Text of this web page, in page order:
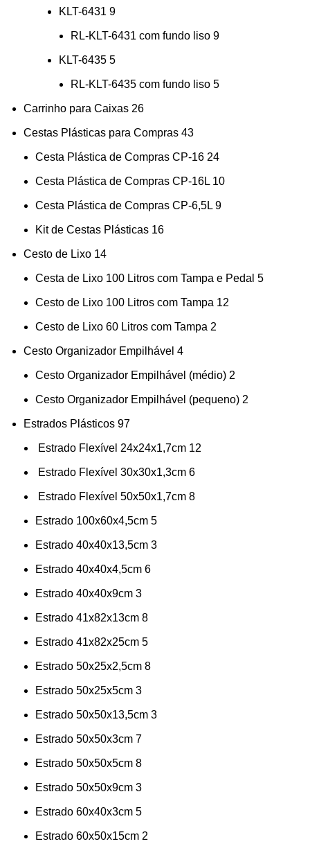
KLT-6431 9
RL-KLT-6431 com fundo liso 9
KLT-6435 5
RL-KLT-6435 com fundo liso 5
Carrinho para Caixas 26
Cestas Plásticas para Compras 43
Cesta Plástica de Compras CP-16 24
Cesta Plástica de Compras CP-16L 10
Cesta Plástica de Compras CP-6,5L 9
Kit de Cestas Plásticas 16
Cesto de Lixo 14
Cesta de Lixo 100 Litros com Tampa e Pedal 5
Cesto de Lixo 100 Litros com Tampa 12
Cesto de Lixo 60 Litros com Tampa 2
Cesto Organizador Empilhável 4
Cesto Organizador Empilhável (médio) 2
Cesto Organizador Empilhável (pequeno) 2
Estrados Plásticos 97
Estrado Flexível 24x24x1,7cm 12
Estrado Flexível 30x30x1,3cm 6
Estrado Flexível 50x50x1,7cm 8
Estrado 100x60x4,5cm 5
Estrado 40x40x13,5cm 3
Estrado 40x40x4,5cm 6
Estrado 40x40x9cm 3
Estrado 41x82x13cm 8
Estrado 41x82x25cm 5
Estrado 50x25x2,5cm 8
Estrado 50x25x5cm 3
Estrado 50x50x13,5cm 3
Estrado 50x50x3cm 7
Estrado 50x50x5cm 8
Estrado 50x50x9cm 3
Estrado 60x40x3cm 5
Estrado 60x50x15cm 2